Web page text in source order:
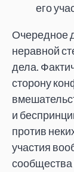
его
Очередное
неравной
дела.
сторону
и
против
участия
сообщества